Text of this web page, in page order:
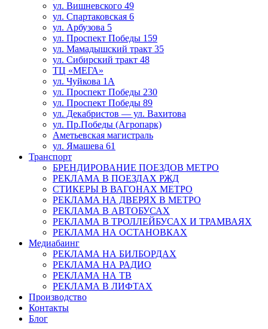
ул. Вишневского 49
ул. Спартаковская 6
ул. Арбузова 5
ул. Проспект Победы 159
ул. Мамадышский тракт 35
ул. Сибирский тракт 48
ТЦ «МЕГА»
ул. Чуйкова 1А
ул. Проспект Победы 230
ул. Проспект Победы 89
ул. Декабристов — ул. Вахитова
ул. Пр.Победы (Агропарк)
Аметьевская магистраль
ул. Ямашева 61
Транспорт
БРЕНДИРОВАНИЕ ПОЕЗДОВ МЕТРО
РЕКЛАМА В ПОЕЗДАХ РЖД
СТИКЕРЫ В ВАГОНАХ МЕТРО
РЕКЛАМА НА ДВЕРЯХ В МЕТРО
РЕКЛАМА В АВТОБУСАХ
РЕКЛАМА В ТРОЛЛЕЙБУСАХ И ТРАМВАЯХ
РЕКЛАМА НА ОСТАНОВКАХ
Медиабаинг
РЕКЛАМА НА БИЛБОРДАХ
РЕКЛАМА НА РАДИО
РЕКЛАМА НА ТВ
РЕКЛАМА В ЛИФТАХ
Производство
Контакты
Блог